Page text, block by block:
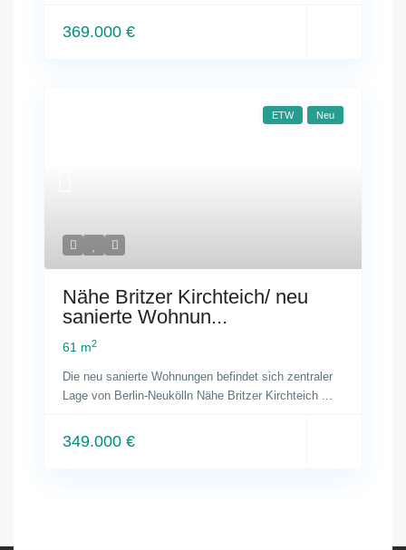
369.000 €
ETW Neu
Nähe Britzer Kirchteich/ neu
sanierte Wohnun...
61 m2
Die neu sanierte Wohnungen befindet sich zentraler
Lage von Berlin-Neukölln Nähe Britzer Kirchteich ...
349.000 €